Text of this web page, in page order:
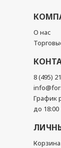
О нас
8 (495)
График
до 18:00
Корзина